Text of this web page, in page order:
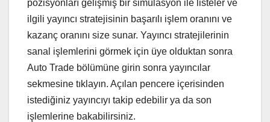
pozisyonları gelişmiş bir simülasyon ile listeler ve
ilgili yayıncı stratejisinin başarılı işlem oranını ve
kazanç oranını size sunar. Yayıncı stratejilerinin
sanal işlemlerini görmek için üye olduktan sonra
Auto Trade bölümüne girin sonra yayıncılar
sekmesine tıklayın. Açılan pencere içerisinden
istediğiniz yayıncıyı takip edebilir ya da son
işlemlerine bakabilirsiniz.